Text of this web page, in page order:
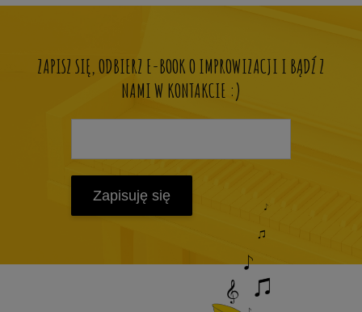
ZAPISZ SIĘ, ODBIERZ E-BOOK O IMPROWIZACJI I BĄDŹ Z
NAMI W KONTAKCIE :)
Zapisuję się